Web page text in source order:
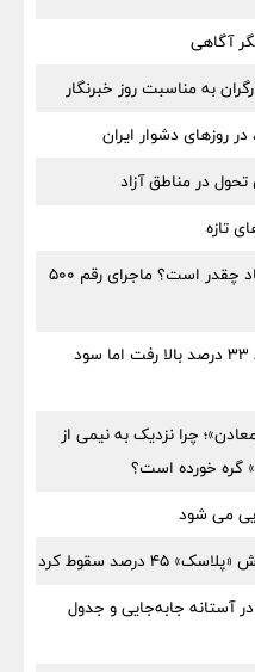
آگاهی
به مناسبت روز خبرنگار
روزهای دشوار ایران
تازه
هدیه روز خبرنگار ۱۴۰۵ وزارت ارشاد چقدر است؟ ماجرای رقم ۵۰۰
معمای «ولیز»؛ درآمد لیزینگ ایران ۳۳ درصد بالا رفت اما سود
چرا نزدیک به نیمی از
گره خورده است؟
می شود
درصد سقوط کرد
آستانه جابه‌جایی و جدول